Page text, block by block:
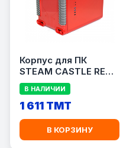
Корпус для ПК
STEAM CASTLE RED
DEEPCOOL
В НАЛИЧИИ
1 611 TMT
В КОРЗИНУ